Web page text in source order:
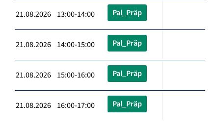
21.08.2026 13:00-14:00 Pal_Präp
21.08.2026 14:00-15:00 Pal_Präp
21.08.2026 15:00-16:00 Pal_Präp
21.08.2026 16:00-17:00 Pal_Präp